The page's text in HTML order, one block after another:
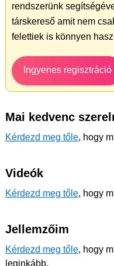
rendszerünk
társkereső amit nem
felettiek is könnyen
Ingyenes regisztráció
Mai kedvenc
Kérdezd meg tőle, hogy
Videók
Kérdezd meg tőle, hogy
Jellemzőim
Kérdezd meg tőle, hogy
leginkább.